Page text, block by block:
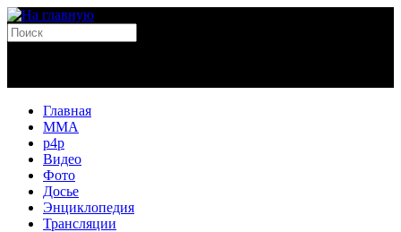
Главная
MMA
p4p
Видео
Фото
Досье
Энциклопедия
Трансляции